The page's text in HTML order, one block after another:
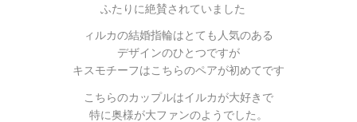
ふたりに絶賛されていました
ィルカの結婚指輪はとても人気のある
デザインのひとつですが
キスモチーフはこちらのペアが初めてです
こちらのカップルはイルカが大好きで
特に奥様が大ファンのようでした。